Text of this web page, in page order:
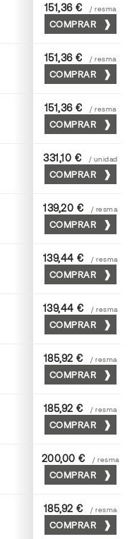
Tabaco
151,36 € / resma
COMPRAR
Golden
151,36 € / resma
COMPRAR
Yema
151,36 € / resma
COMPRAR
Golden
331,10 € / unidad
COMPRAR
Verde
139,20 € / resma
COMPRAR
Hierba
139,44 € / resma
COMPRAR
Escarlata
139,44 € / resma
COMPRAR
Hierba
185,92 € / resma
COMPRAR
Escarlata
185,92 € / resma
COMPRAR
Azul navy
200,00 € / resma
COMPRAR
Burdeos
185,92 € / resma
COMPRAR